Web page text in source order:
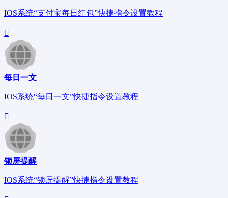
IOS系统“支付宝每日红包”快捷指令设置教程
每日一文
IOS系统“每日一文”快捷指令设置教程
锁屏提醒
IOS系统“锁屏提醒”快捷指令设置教程